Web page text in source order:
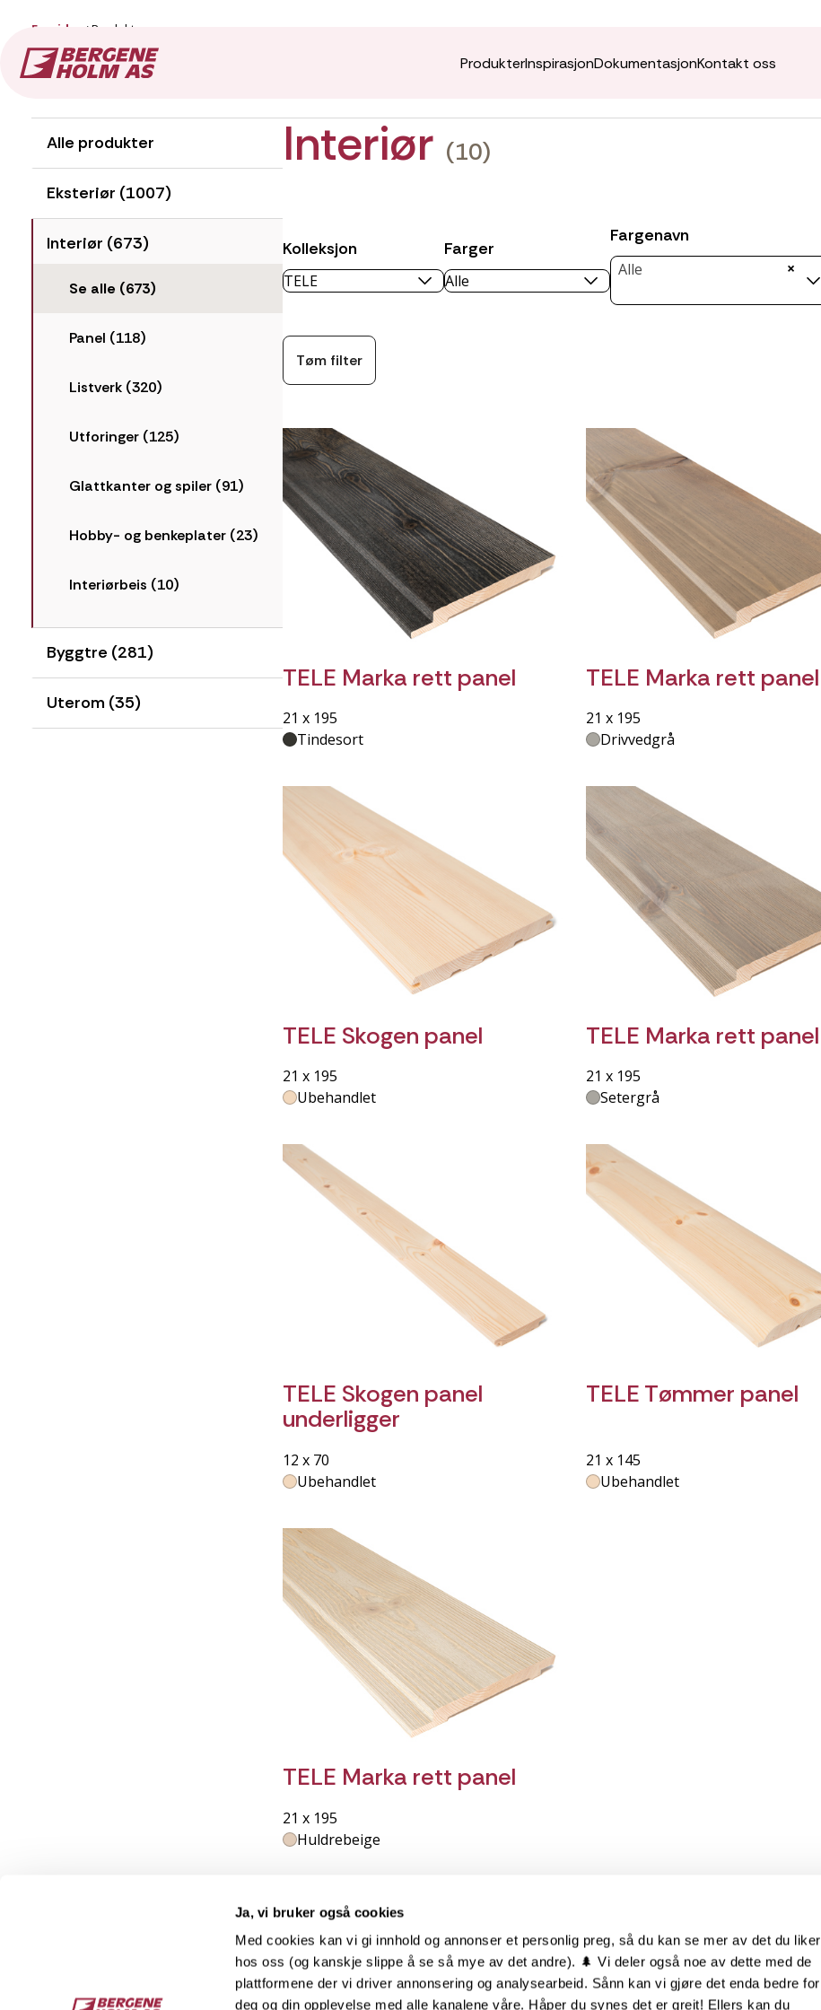
Ja, vi bruker også cookies
Med cookies kan vi gi innhold og annonser et personlig preg, så du kan se mer av det du liker
hos oss (og kanskje slippe å se så mye av det andre). 🌲 Vi deler også noe av dette med de
plattformene der vi driver annonsering og analysearbeid. Sånn kan vi gjøre det enda bedre for
deg og din opplevelse med alle kanalene våre. Håper du synes det er greit! Ellers kan du
ProdukterInspirasjonDokumentasjonKontakt oss
Forside Produkter
Produkter
Alle produkter
Eksteriør (1007)
Interiør (673)
Se alle (673)
Panel (118)
Listverk (320)
Utforinger (125)
Glattkanter og spiler (91)
Hobby- og benkeplater (23)
Interiørbeis (10)
Byggtre (281)
Uterom (35)
Interiør (10)
Kolleksjon Farger
Fargenavn
×
Alle
Tøm filter
TELE Marka rett panel
21 x 195
Tindesort
TELE Marka rett panel
21 x 195
Drivvedgrå
TELE Skogen panel
21 x 195
Ubehandlet
TELE Marka rett panel
21 x 195
Setergrå
TELE Skogen panel
underligger
12 x 70
Ubehandlet
TELE Tømmer panel
21 x 145
Ubehandlet
TELE Marka rett panel
21 x 195
Huldrebeige
Om oss Hurtiglenker